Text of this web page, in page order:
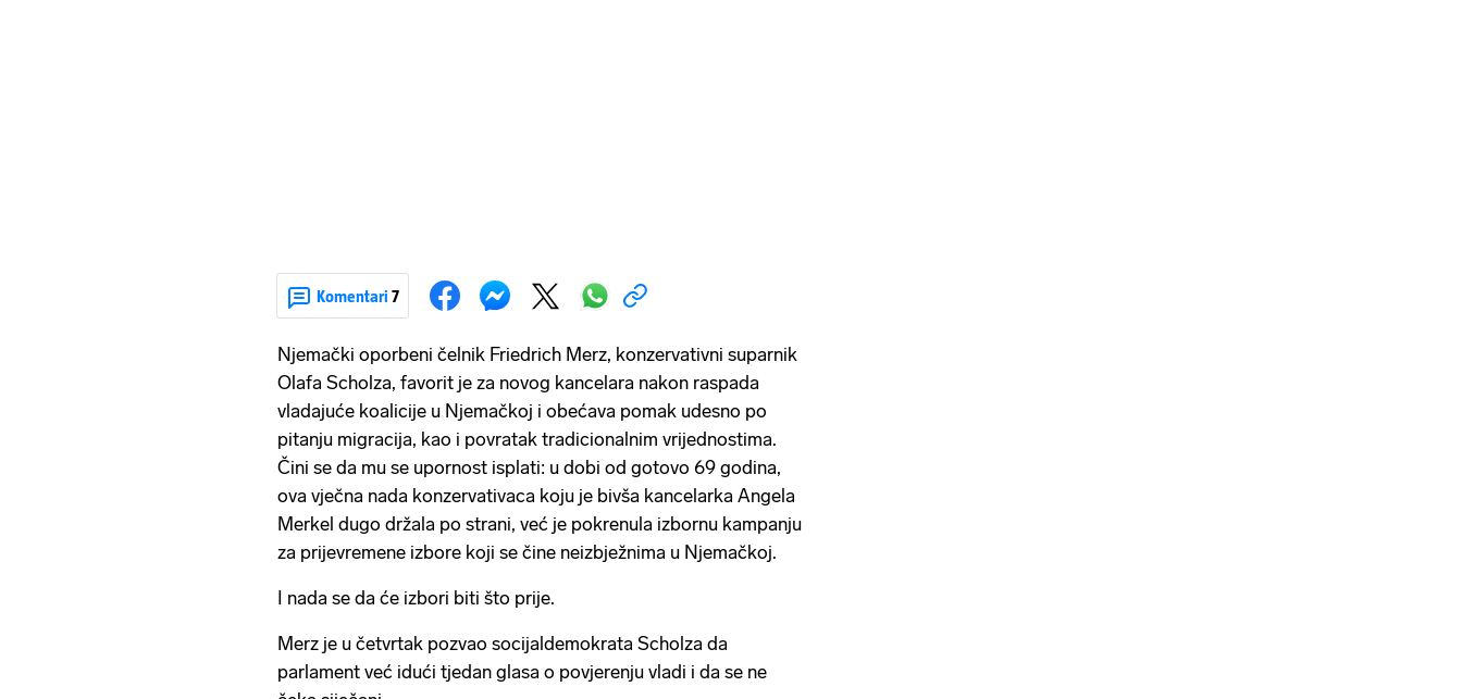
Komentari 7
Njemački oporbeni čelnik Friedrich Merz, konzervativni suparnik
Olafa Scholza, favorit je za novog kancelara nakon raspada
vladajuće koalicije u Njemačkoj i obećava pomak udesno po
pitanju migracija, kao i povratak tradicionalnim vrijednostima.
Čini se da mu se upornost isplati: u dobi od gotovo 69 godina,
ova vječna nada konzervativaca koju je bivša kancelarka Angela
Merkel dugo držala po strani, već je pokrenula izbornu kampanju
za prijevremene izbore koji se čine neizbježnima u Njemačkoj.
I nada se da će izbori biti što prije.
Merz je u četvrtak pozvao socijaldemokrata Scholza da
parlament već idući tjedan glasa o povjerenju vladi i da se ne